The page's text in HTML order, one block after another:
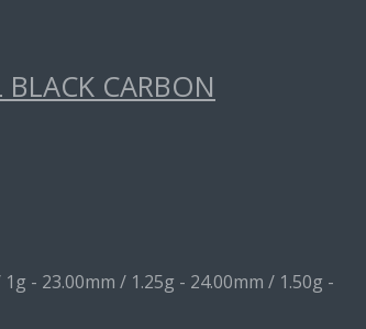
CARBON
- 23.00mm / 1.25g - 24.00mm / 1.50g -